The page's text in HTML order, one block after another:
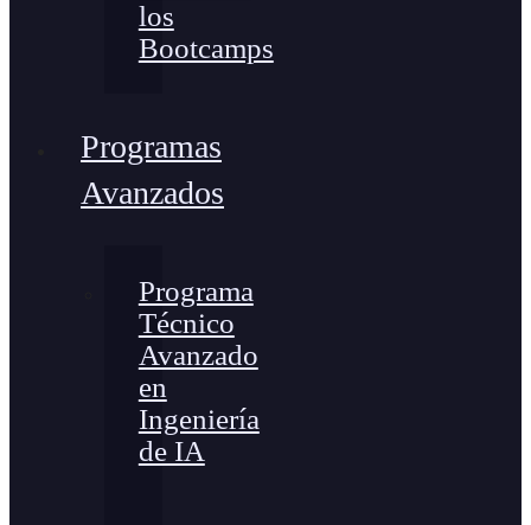
los
Bootcamps
Programas
Avanzados
Programa
Técnico
Avanzado
en
Ingeniería
de IA